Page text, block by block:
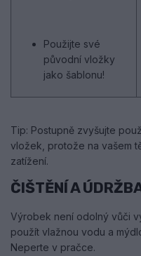
Použijte své
původní vložky
jako šablonu!
Tip: Postupně zvyšujte
vložek, protože na vašem
zatížení.
ČIŠTĚNÍ A
Výrobek není odolný vůči
použít vlažnou vodu a
Neperte v pračce.